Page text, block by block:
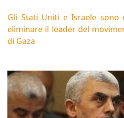
Gli Stati Uniti e Israele sono
eliminare il leader del
di Gaza